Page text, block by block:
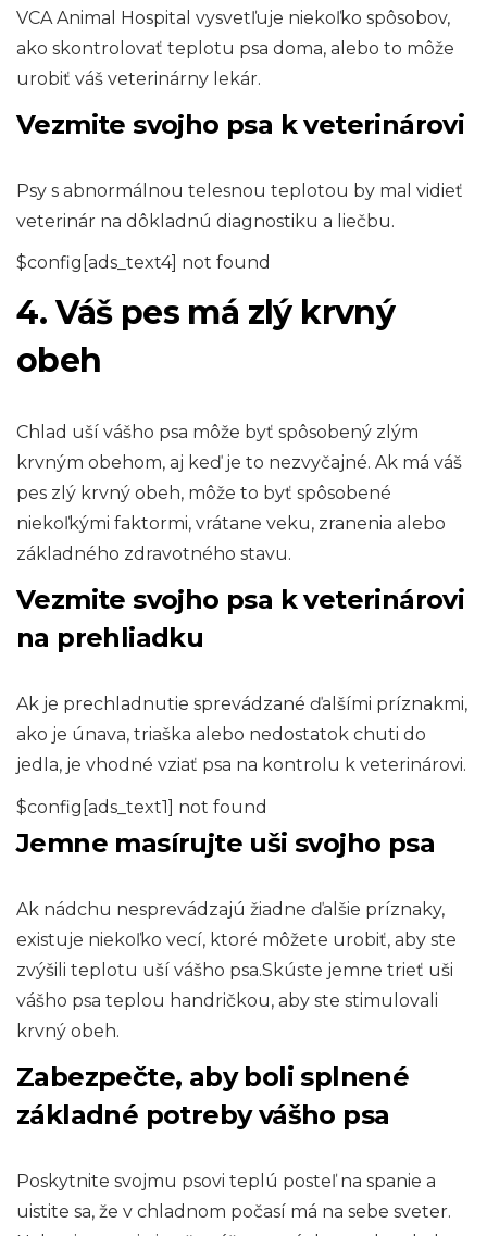
VCA Animal Hospital vysvetľuje niekoľko spôsobov,
ako skontrolovať teplotu psa doma, alebo to môže
urobiť váš veterinárny lekár.
Vezmite svojho psa k veterinárovi
Psy s abnormálnou telesnou teplotou by mal vidieť
veterinár na dôkladnú diagnostiku a liečbu.
$config[ads_text4] not found
4. Váš pes má zlý krvný
obeh
Chlad uší vášho psa môže byť spôsobený zlým
krvným obehom, aj keď je to nezvyčajné. Ak má váš
pes zlý krvný obeh, môže to byť spôsobené
niekoľkými faktormi, vrátane veku, zranenia alebo
základného zdravotného stavu.
Vezmite svojho psa k veterinárovi
na prehliadku
Ak je prechladnutie sprevádzané ďalšími príznakmi,
ako je únava, triaška alebo nedostatok chuti do
jedla, je vhodné vziať psa na kontrolu k veterinárovi.
$config[ads_text1] not found
Jemne masírujte uši svojho psa
Ak nádchu nesprevádzajú žiadne ďalšie príznaky,
existuje niekoľko vecí, ktoré môžete urobiť, aby ste
zvýšili teplotu uší vášho psa.Skúste jemne trieť uši
vášho psa teplou handričkou, aby ste stimulovali
krvný obeh.
Zabezpečte, aby boli splnené
základné potreby vášho psa
Poskytnite svojmu psovi teplú posteľ na spanie a
uistite sa, že v chladnom počasí má na sebe sveter.